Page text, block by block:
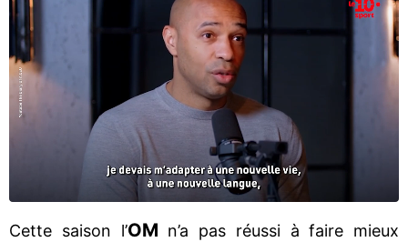
Cette saison l’OM n’a pas réussi à faire mieux